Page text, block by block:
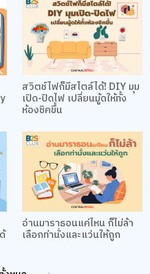
สวิตช์ไฟก็มีสไตล์ได้! DIY มุม
เปิด-ปิดไฟ เปลี่ยนมู้ดให้ทั้ง
ห้องชิคขึ้น
อ่านมาราธอนแค่ไหน ก็ไม่ล้า
เลือกท่านั่งและแว่นให้ถูก
งหมด